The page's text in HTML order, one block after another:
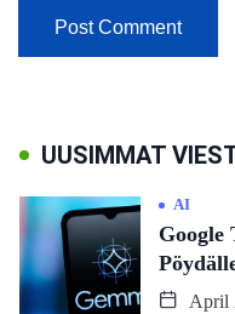
UUSIMMAT
AI
Google
April